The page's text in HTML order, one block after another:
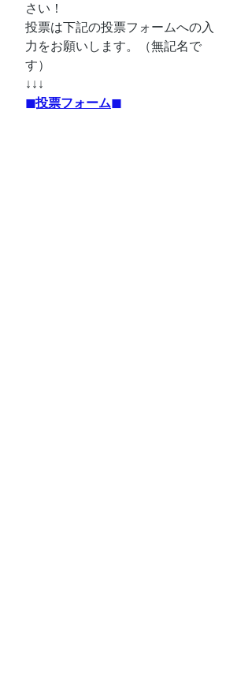
さい！
投票は下記の投票フォームへの入
力をお願いします。（無記名で
す）
↓↓↓
◼︎投票フォーム◼︎